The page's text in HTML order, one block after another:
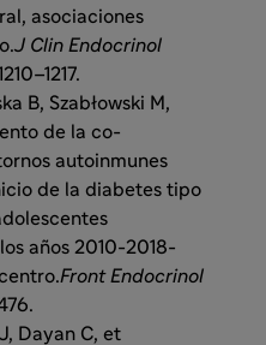
asociaciones
J Clin Endocrinol
B, Szabłowski M,
de la co-
autoinmunes
de la diabetes tipo
años 2010-2018-
Front Endocrinol
Dayan C, et